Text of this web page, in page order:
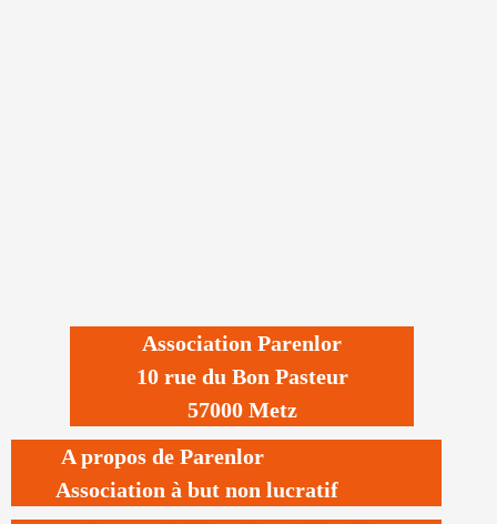
Association Parenlor
10 rue du Bon Pasteur
57000 Metz
A propos de Parenlor
Association à but non lucratif